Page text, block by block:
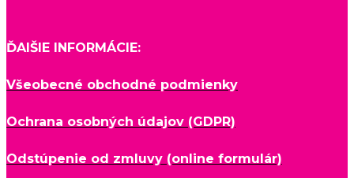
ĎAlŠIE INFORMÁCIE:
Všeobecné obchodné podmienky
Ochrana osobných údajov (GDPR)
Odstúpenie od zmluvy (online formulár)